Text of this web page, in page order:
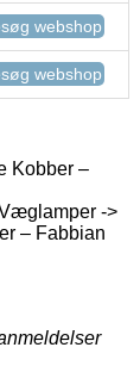
webshop
webshop
Kobber –
->
– Fabbian